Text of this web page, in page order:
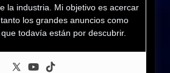
la industria. Mi objetivo es acercar
los grandes anuncios como
todavía están por descubrir.